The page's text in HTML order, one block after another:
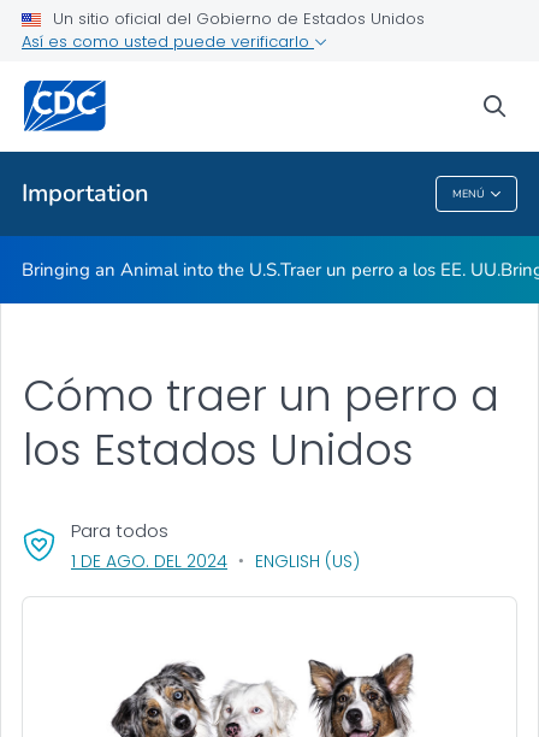
Un sitio oficial del Gobierno de Estados Unidos
Así es como usted puede verificarlo
Importation MENÚ
Salud pública
Importation
Bringing an Animal into the U.S.Traer un perro a los EE. UU.
Cómo traer un perro a
los Estados Unidos
Para todos
1 DE AGO. DEL 2024, VISIT LINK FOR DETAILS.
ENGLISH (US)